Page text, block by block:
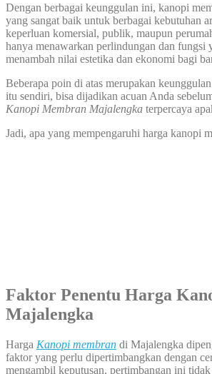
Dengan berbagai keunggulan ini, kanopi
yang sangat baik untuk berbagai kebutuhan
keperluan komersial, publik, maupun
hanya menawarkan perlindungan dan fungsi
menambah nilai estetika dan ekonomi bagi
Beberapa poin di atas merupakan
itu sendiri, bisa dijadikan acuan Anda
Kanopi Membran Majalengka terpercaya
Jadi, apa yang mempengaruhi harga kanopi
Faktor Penentu Harga
Majalengka
Harga Kanopi membran di Majalengka
faktor yang perlu dipertimbangkan dengan
mengambil keputusan, pertimbangan ini